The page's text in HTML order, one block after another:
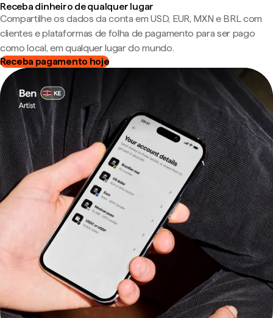
Receba dinheiro de qualquer lugar
Compartilhe os dados da conta em USD, EUR, MXN e BRL com
clientes e plataformas de folha de pagamento para ser pago
como local, em qualquer lugar do mundo.
Receba pagamento hoje